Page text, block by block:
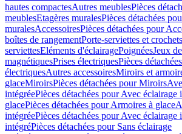
hautes compactesAutres meublesPièces
meublesEtagères muralesPièces détachées
muralesAccessoiresPièces détachées pour
boîtes de rangementPorte-serviettes et
serviettesEléments d'éclairagePoignéesJeux
magnétiquesPrises électriquesPièces
électriquesAutres accessoiresMiroirs et
glaceMiroirsPièces détachées pour Miroirs
intégréePièces détachées pour Avec éclairage
glacePièces détachées pour Armoires à glace
intégréePièces détachées pour Avec éclairage
intégréPièces détachées pour Sans éclairage